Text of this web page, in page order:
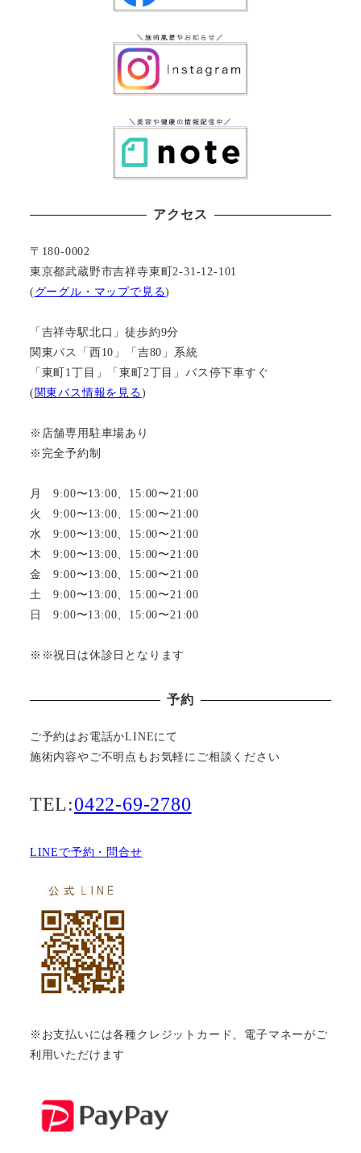
アクセス
〒180-0002
東京都武蔵野市吉祥寺東町2-31-12-101
(グーグル・マップで見る)
「吉祥寺駅北口」徒歩約9分
関東バス「西10」「吉80」系統
「東町1丁目」「東町2丁目」バス停下車すぐ
(関東バス情報を見る)
※店舗専用駐車場あり
※完全予約制
月 9:00〜13:00、15:00〜21:00
火 9:00〜13:00、15:00〜21:00
水 9:00〜13:00、15:00〜21:00
木 9:00〜13:00、15:00〜21:00
金 9:00〜13:00、15:00〜21:00
土 9:00〜13:00、15:00〜21:00
日 9:00〜13:00、15:00〜21:00
※※祝日は休診日となります
予約
ご予約はお電話かLINEにて
施術内容やご不明点もお気軽にご相談ください
TEL:0422-69-2780
LINEで予約・問合せ
※お支払いには各種クレジットカード、電子マネーがご
利用いただけます